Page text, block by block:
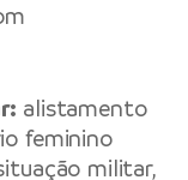
alistamento
feminino
militar,